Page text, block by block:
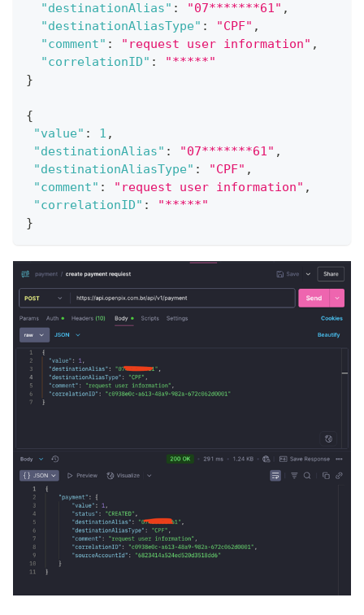
"destinationAlias" : "07*******61" ,
"destinationAliasType" : "CPF" ,
"comment" : "request user information" ,
"correlationID" :
"*****"
}
{
"value" : 1 ,
"destinationAlias" : "07*******61" ,
"destinationAliasType" : "CPF" ,
"comment" : "request user information" ,
"correlationID" :
"*****"
}